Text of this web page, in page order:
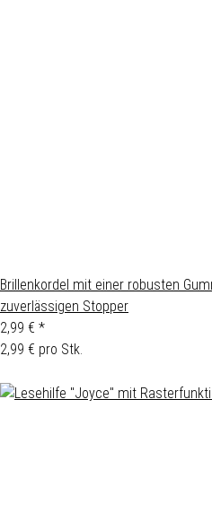
Brillenkordel mit einer robusten
zuverlässigen Stopper
2,99 € *
2,99 € pro Stk.